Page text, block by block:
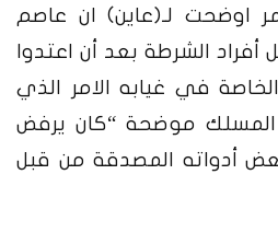
اوضحت لـ(عاين) ان عاصم
الشرطة بعد أن اعتدوا
في غيابه الامر الذي
موضحة “كان يرفض
أدواته المصدقة من قبل